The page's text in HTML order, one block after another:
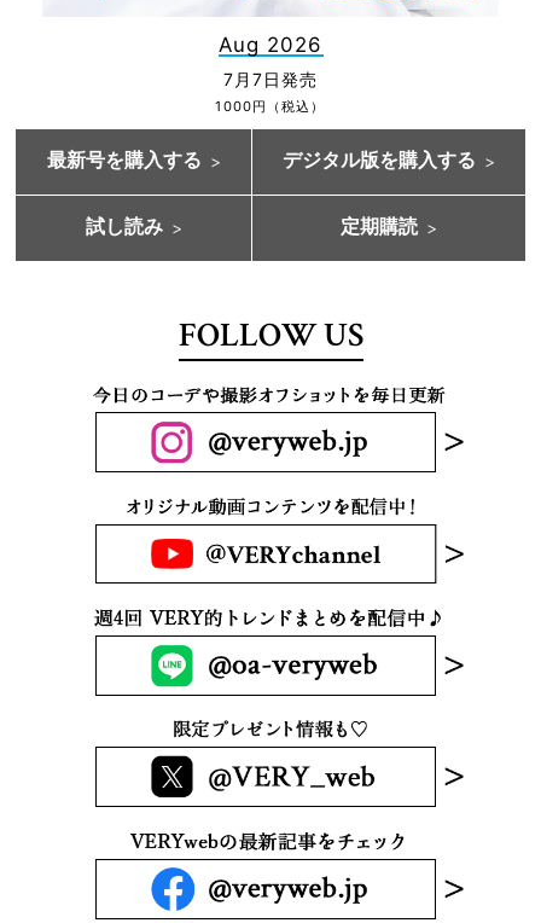
Aug 2026
7月7日発売
1000円（税込）
最新号を購入する デジタル版を購入する
試し読み 定期購読
FOLLOW US